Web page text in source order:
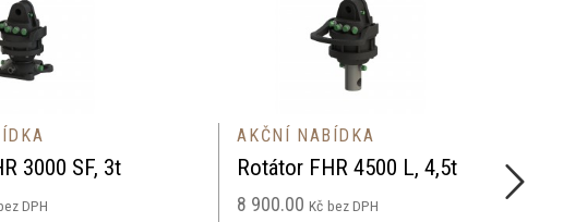
AKČNÍ NABÍDKA
Rotátor FHR 4500 L, 4,5t
bez DPH
Rotátor FHR
10 900.00